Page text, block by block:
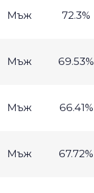
Мъж 72.3%
Мъж 69.53%
Мъж 66.41%
Мъж 67.72%